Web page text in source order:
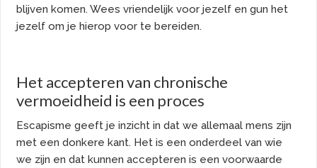
blijven komen. Wees vriendelijk voor jezelf en gun het
jezelf om je hierop voor te bereiden.
Het accepteren van chronische
vermoeidheid is een proces
Escapisme geeft je inzicht in dat we allemaal mens zijn
met een donkere kant. Het is een onderdeel van wie
we zijn en dat kunnen accepteren is een voorwaarde